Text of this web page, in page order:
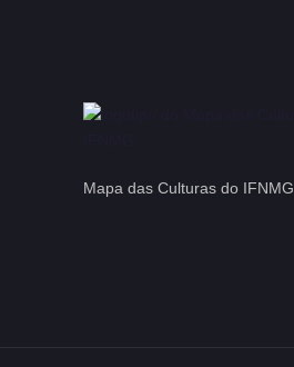
Mapa das Culturas do IFNMG